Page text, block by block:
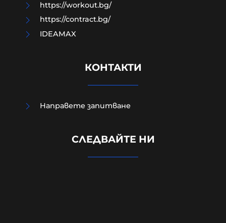
мястото на взрива на дрона
https://workout.bg/
https://contract.bg/
IDEAMAX
КОНТАКТИ
Направете запитване
СЛЕДВАЙТЕ НИ